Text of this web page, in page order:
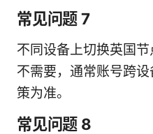
常见问题 7
不同设备上切换英国节
不需要，通常账号跨
策为准。
常见问题 8